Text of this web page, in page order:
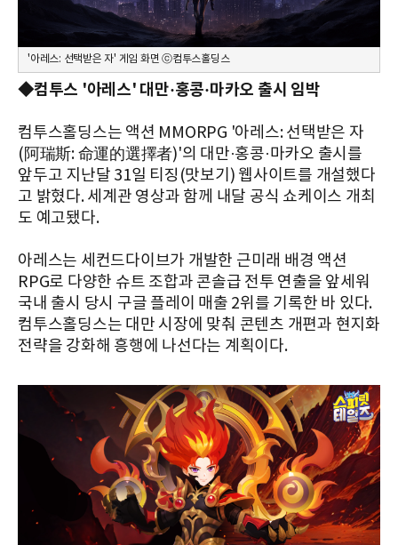
'아레스: 선택받은 자' 게임 화면 ⓒ컴투스홀딩스
◆컴투스 '아레스' 대만·홍콩·마카오 출시 임박
컴투스홀딩스는 액션 MMORPG '아레스: 선택받은 자
(阿瑞斯: 命運的選擇者)'의 대만·홍콩·마카오 출시를
앞두고 지난달 31일 티징(맛보기) 웹사이트를 개설했다
고 밝혔다. 세계관 영상과 함께 내달 공식 쇼케이스 개최
도 예고됐다.
아레스는 세컨드다이브가 개발한 근미래 배경 액션
RPG로 다양한 슈트 조합과 콘솔급 전투 연출을 앞세워
국내 출시 당시 구글 플레이 매출 2위를 기록한 바 있다.
컴투스홀딩스는 대만 시장에 맞춰 콘텐츠 개편과 현지화
전략을 강화해 흥행에 나선다는 계획이다.